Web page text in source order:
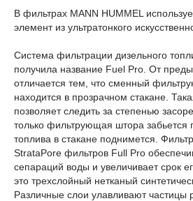
В фильтрах MANN HUMMEL
элемент из ультратонкого
Система фильтрации дизельного
получила название Fuel Pro. От
отличается тем, что сменный
находится в прозрачном стакане.
позволяет следить за степенью
только фильтрующая штора забьется
топлива в стакане поднимется.
StrataPore фильтров Full Pro
сепараций воды и увеличивает срок
это трехслойный нетканый
Различные слои улавливают частицы